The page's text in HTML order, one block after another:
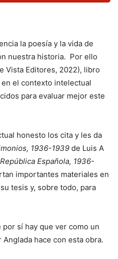
la poesía y la vida de
nuestra historia. Por ello
Vista Editores, 2022), libro
el contexto intelectual
para evaluar mejor este
honesto los cita y les da
1936-1939 de Luis A
Española, 1936-
importantes materiales en
tesis y, sobre todo, para
sí hay que ver como un
hace con esta obra.